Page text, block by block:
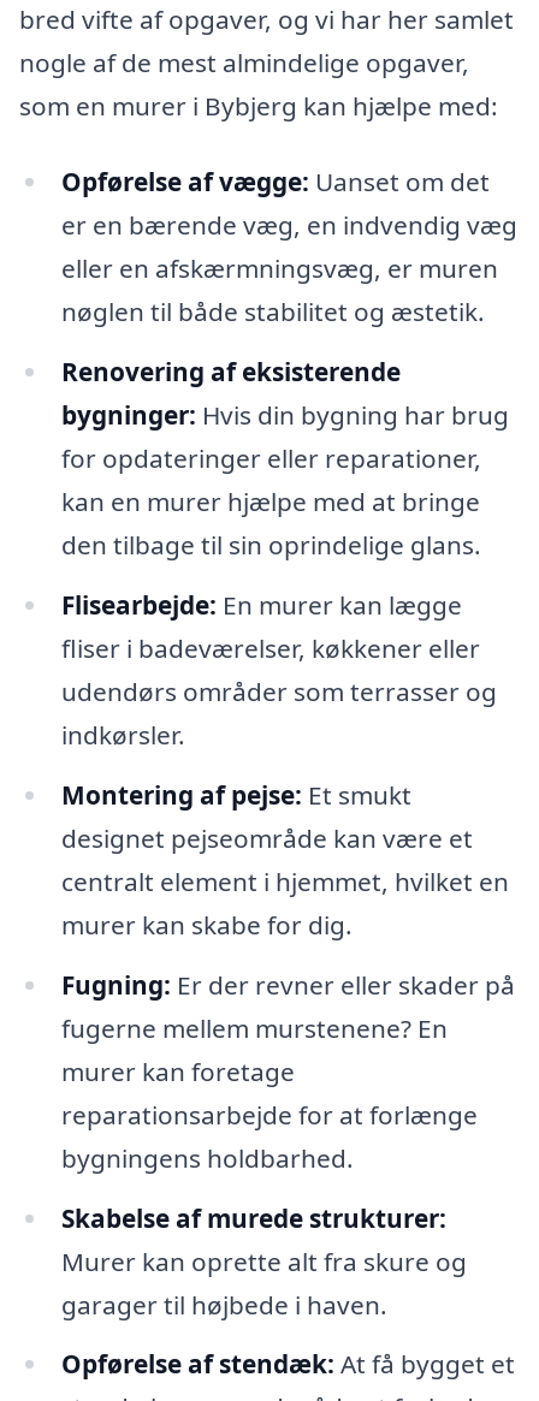
bred vifte af opgaver, og vi har her samlet
nogle af de mest almindelige opgaver,
som en murer i Bybjerg kan hjælpe med:
Opførelse af vægge: Uanset om det
er en bærende væg, en indvendig væg
eller en afskærmningsvæg, er muren
nøglen til både stabilitet og æstetik.
Renovering af eksisterende
bygninger: Hvis din bygning har brug
for opdateringer eller reparationer,
kan en murer hjælpe med at bringe
den tilbage til sin oprindelige glans.
Flisearbejde: En murer kan lægge
fliser i badeværelser, køkkener eller
udendørs områder som terrasser og
indkørsler.
Montering af pejse: Et smukt
designet pejseområde kan være et
centralt element i hjemmet, hvilket en
murer kan skabe for dig.
Fugning: Er der revner eller skader på
fugerne mellem murstenene? En
murer kan foretage
reparationsarbejde for at forlænge
bygningens holdbarhed.
Skabelse af murede strukturer:
Murer kan oprette alt fra skure og
garager til højbede i haven.
Opførelse af stendæk: At få bygget et